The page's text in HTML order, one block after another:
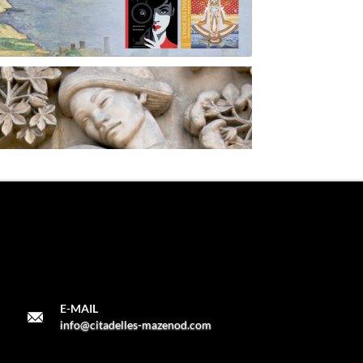
E-MAIL
info@citadelles-mazenod.com